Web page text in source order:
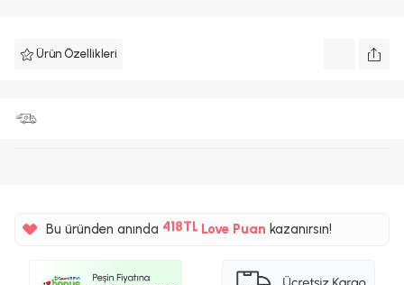
Ürün Özellikleri
Bu üründen anında %5Love Puankazanırsın!